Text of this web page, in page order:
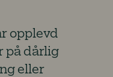
opplevd
på dårlig
eller